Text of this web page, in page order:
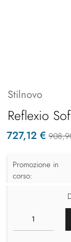
Stilnovo
Reflexio
727,12 €
Promozione in
corso: